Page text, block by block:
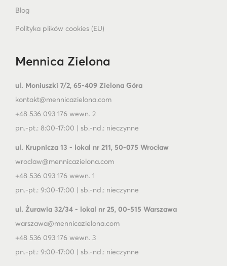
Blog
Polityka plików cookies (EU)
Mennica Zielona
ul. Moniuszki 7/2, 65-409 Zielona Góra
kontakt@mennicazielona.com
+48 536 093 176 wewn. 2
pn.-pt.: 8:00-17:00 | sb.-nd.: nieczynne
ul. Krupnicza 13 - lokal nr 211, 50-075 Wrocław
wroclaw@mennicazielona.com
+48 536 093 176 wewn. 1
pn.-pt.: 9:00-17:00 | sb.-nd.: nieczynne
ul. Żurawia 32/34 - lokal nr 25, 00-515 Warszawa
warszawa@mennicazielona.com
+48 536 093 176 wewn. 3
pn.-pt.: 9:00-17:00 | sb.-nd.: nieczynne